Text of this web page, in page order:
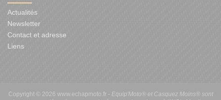
Actualités
Newsletter
Contact et adresse
Liens
Copyright © 2026 www.echapmoto.fr - Equip'Moto® et Casquez Moins® sont